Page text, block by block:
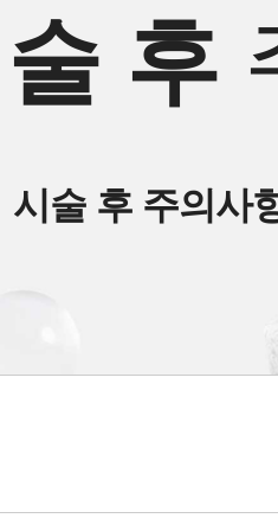
후
시술 후 주의사